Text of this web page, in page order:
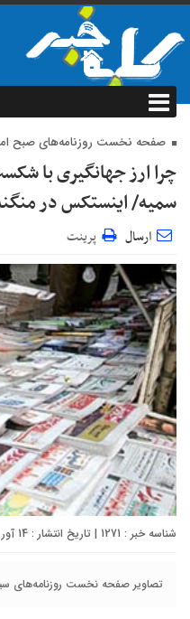
صفحه نخست روزنامه‌های صبح
چرا ارز جهانگیری با
سمیه/ اینستکس در
ارسال پرینت
شناسه خبر : 1271 | تاریخ انتشار : 14 آوریل 2019 - 3:36 |
تصاویر صفحه نخست روزنامه‌های